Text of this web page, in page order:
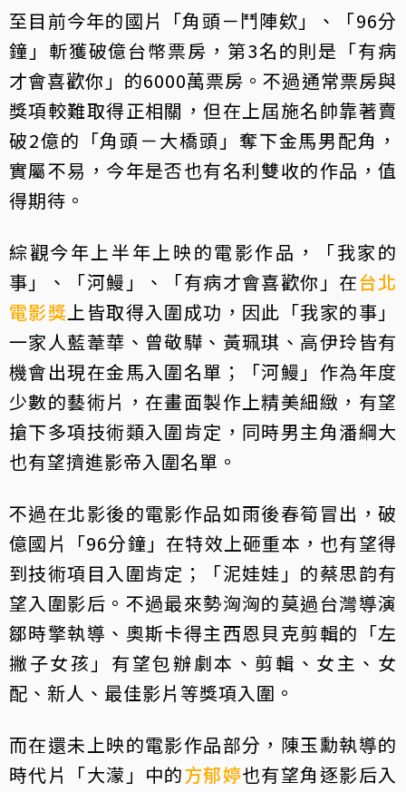
至目前今年的國片「角頭－鬥陣欸」、「96分
鐘」斬獲破億台幣票房，第3名的則是「有病
才會喜歡你」的6000萬票房。不過通常票房與
獎項較難取得正相關，但在上屆施名帥靠著賣
破2億的「角頭－大橋頭」奪下金馬男配角，
實屬不易，今年是否也有名利雙收的作品，值
得期待。
綜觀今年上半年上映的電影作品，「我家的
事」、「河鰻」、「有病才會喜歡你」在台北
電影獎上皆取得入圍成功，因此「我家的事」
一家人藍葦華、曾敬驊、黃珮琪、高伊玲皆有
機會出現在金馬入圍名單；「河鰻」作為年度
少數的藝術片，在畫面製作上精美細緻，有望
搶下多項技術類入圍肯定，同時男主角潘綱大
也有望擠進影帝入圍名單。
不過在北影後的電影作品如雨後春筍冒出，破
億國片「96分鐘」在特效上砸重本，也有望得
到技術項目入圍肯定；「泥娃娃」的蔡思韵有
望入圍影后。不過最來勢洶洶的莫過台灣導演
鄒時擎執導、奧斯卡得主西恩貝克剪輯的「左
撇子女孩」有望包辦劇本、剪輯、女主、女
配、新人、最佳影片等獎項入圍。
而在還未上映的電影作品部分，陳玉勳執導的
時代片「大濛」中的方郁婷也有望角逐影后入